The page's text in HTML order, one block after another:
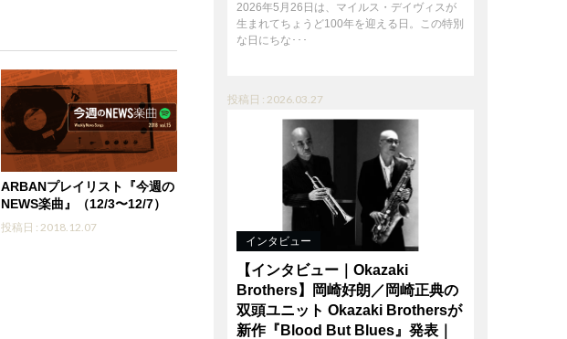
ARBANプレイリスト『今週の
NEWS楽曲』（12/3〜12/7）
投稿日 : 2018.12.07
2026年5月26日は、マイルス・デイヴィスが
生まれてちょうど100年を迎える日。この特別
な日にちな･･･
投稿日 : 2026.03.27
インタビュー
【インタビュー｜Okazaki
Brothers】岡崎好朗／岡崎正典の
双頭ユニット Okazaki Brothersが
新作『Blood But Blues』発表｜